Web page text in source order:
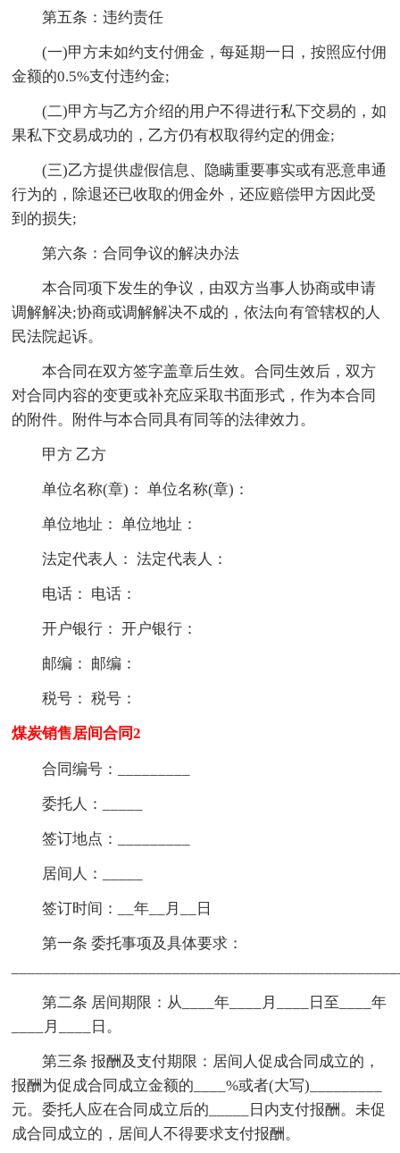
第五条：违约责任
(一)甲方未如约支付佣金，每延期一日，按照应付佣
金额的0.5%支付违约金;
(二)甲方与乙方介绍的用户不得进行私下交易的，如
果私下交易成功的，乙方仍有权取得约定的佣金;
(三)乙方提供虚假信息、隐瞒重要事实或有恶意串通
行为的，除退还已收取的佣金外，还应赔偿甲方因此受
到的损失;
第六条：合同争议的解决办法
本合同项下发生的争议，由双方当事人协商或申请
调解解决;协商或调解解决不成的，依法向有管辖权的人
民法院起诉。
本合同在双方签字盖章后生效。合同生效后，双方
对合同内容的变更或补充应采取书面形式，作为本合同
的附件。附件与本合同具有同等的法律效力。
甲方 乙方
单位名称(章)： 单位名称(章)：
单位地址： 单位地址：
法定代表人： 法定代表人：
电话： 电话：
开户银行： 开户银行：
邮编： 邮编：
税号： 税号：
煤炭销售居间合同2
合同编号：_________
委托人：_____
签订地点：_________
居间人：_____
签订时间：__年__月__日
第一条 委托事项及具体要求：
第二条 居间期限：从____年____月____日至____年
____月____日。
第三条 报酬及支付期限：居间人促成合同成立的，
报酬为促成合同成立金额的____%或者(大写)_________
元。委托人应在合同成立后的_____日内支付报酬。未促
成合同成立的，居间人不得要求支付报酬。